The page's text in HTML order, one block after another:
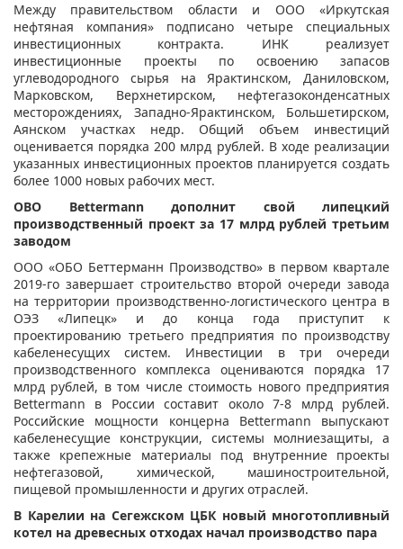
Между правительством области и ООО «Иркутская
нефтяная компания» подписано четыре специальных
инвестиционных контракта. ИНК реализует
инвестиционные проекты по освоению запасов
углеводородного сырья на Ярактинском, Даниловском,
Марковском, Верхнетирском, нефтегазоконденсатных
месторождениях, Западно-Ярактинском, Большетирском,
Аянском участках недр. Общий объем инвестиций
оценивается порядка 200 млрд рублей. В ходе реализации
указанных инвестиционных проектов планируется создать
более 1000 новых рабочих мест.
OBO Bettermann дополнит свой липецкий
производственный проект за 17 млрд рублей третьим
заводом
ООО «ОБО Беттерманн Производство» в первом квартале
2019-го завершает строительство второй очереди завода
на территории производственно-логистического центра в
ОЭЗ «Липецк» и до конца года приступит к
проектированию третьего предприятия по производству
кабеленесущих систем. Инвестиции в три очереди
производственного комплекса оцениваются порядка 17
млрд рублей, в том числе стоимость нового предприятия
Bettermann в России составит около 7-8 млрд рублей.
Российские мощности концерна Bettermann выпускают
кабеленесущие конструкции, системы молниезащиты, а
также крепежные материалы под внутренние проекты
нефтегазовой, химической, машиностроительной,
пищевой промышленности и других отраслей.
В Карелии на Сегежском ЦБК новый многотопливный
котел на древесных отходах начал производство пара